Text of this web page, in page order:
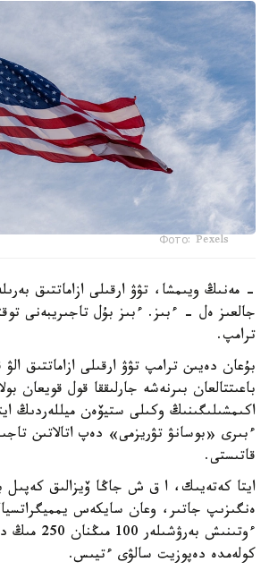
Фото: Pexels
- مەنىڭ ويىمشا، تۋۋ ارقىلى ازاماتتىق
جالعىز ەل - ءبىز. ءبىز بۇل تاجىريبەنى
ترامپ.
بۇعان دەيىن ترامپ تۋۋ ارقىلى ازاماتتىق
باعىتتالعان بىرنەشە جارلىققا قول قويعان
اكىمشىلىگىنىڭ وكىلى ستيۆەن ميللەردىڭ
ءبىرى «بوسانۋ تۋريزمى» دەپ اتالاتىن
قاتىستى.
ايتا كەتەيىك، ا ق ش جاڭا ۆيزالىق كەپىل
ەنگىزىپ جاتىر، وعان سايكەس
ءوتىنىش
كولەمدە دەپوزيت سالۋى ءتيىس.